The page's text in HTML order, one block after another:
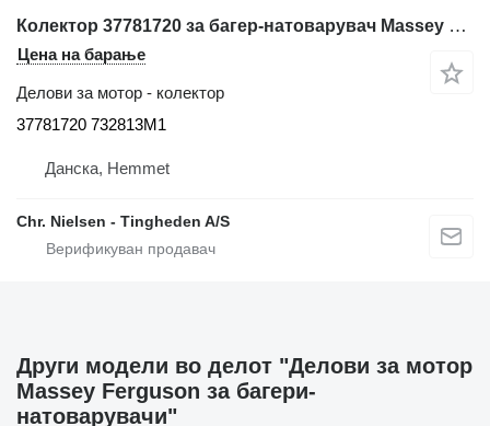
Колектор 37781720 за багер-натоварувач Massey Ferguson 50HX
Цена на барање
Делови за мотор - колектор
37781720 732813M1
Данска, Hemmet
Chr. Nielsen - Tingheden A/S
Други модели во делот "Делови за мотор
Massey Ferguson за багери-
натоварувачи"